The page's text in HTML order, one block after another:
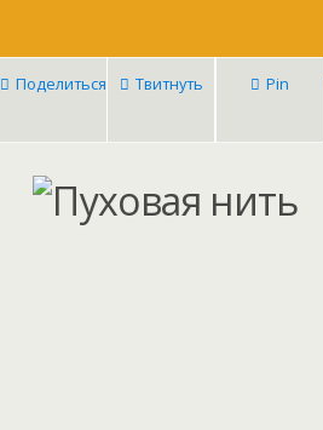
Поделиться Твитнуть Pin